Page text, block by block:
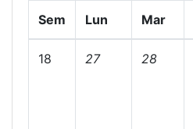
Sem Lun Mar
18 27 28